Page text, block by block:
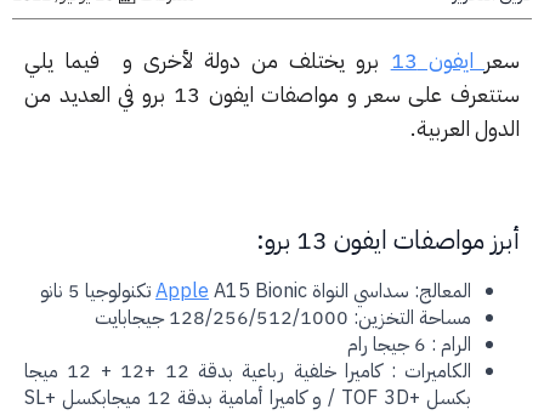
ايفون 13
برو يختلف من دولة لأخرى و فيما يلي
ستتعرف على سعر و مواصفات ايفون 13 برو في العديد من
العربية.
مواصفات ايفون 13 برو:
المعالج: سداسي النواة Apple A15 Bionic تكنولوجيا 5 نانو
مساحة التخزين: 128/256/512/1000 جيجابايت
الرام : 6 جيجا رام
الكاميرات : كاميرا خلفية رباعية بدقة 12 +12 + 12 ميجا
بكسل +TOF 3D / و كاميرا أمامية بدقة 12 ميجابكسل +SL